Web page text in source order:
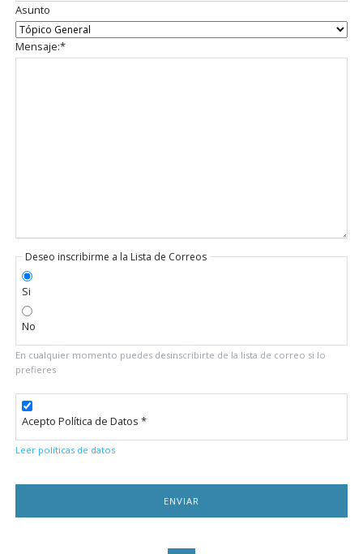
Asunto
Campo
obligatorio
Mensaje:*
Deseo inscribirme a la Lista de Correos
Si
No
En cualquier momento puedes desinscribirte de la lista de correo si lo
prefieres
Acepto Política de Datos *
Leer políticas de datos